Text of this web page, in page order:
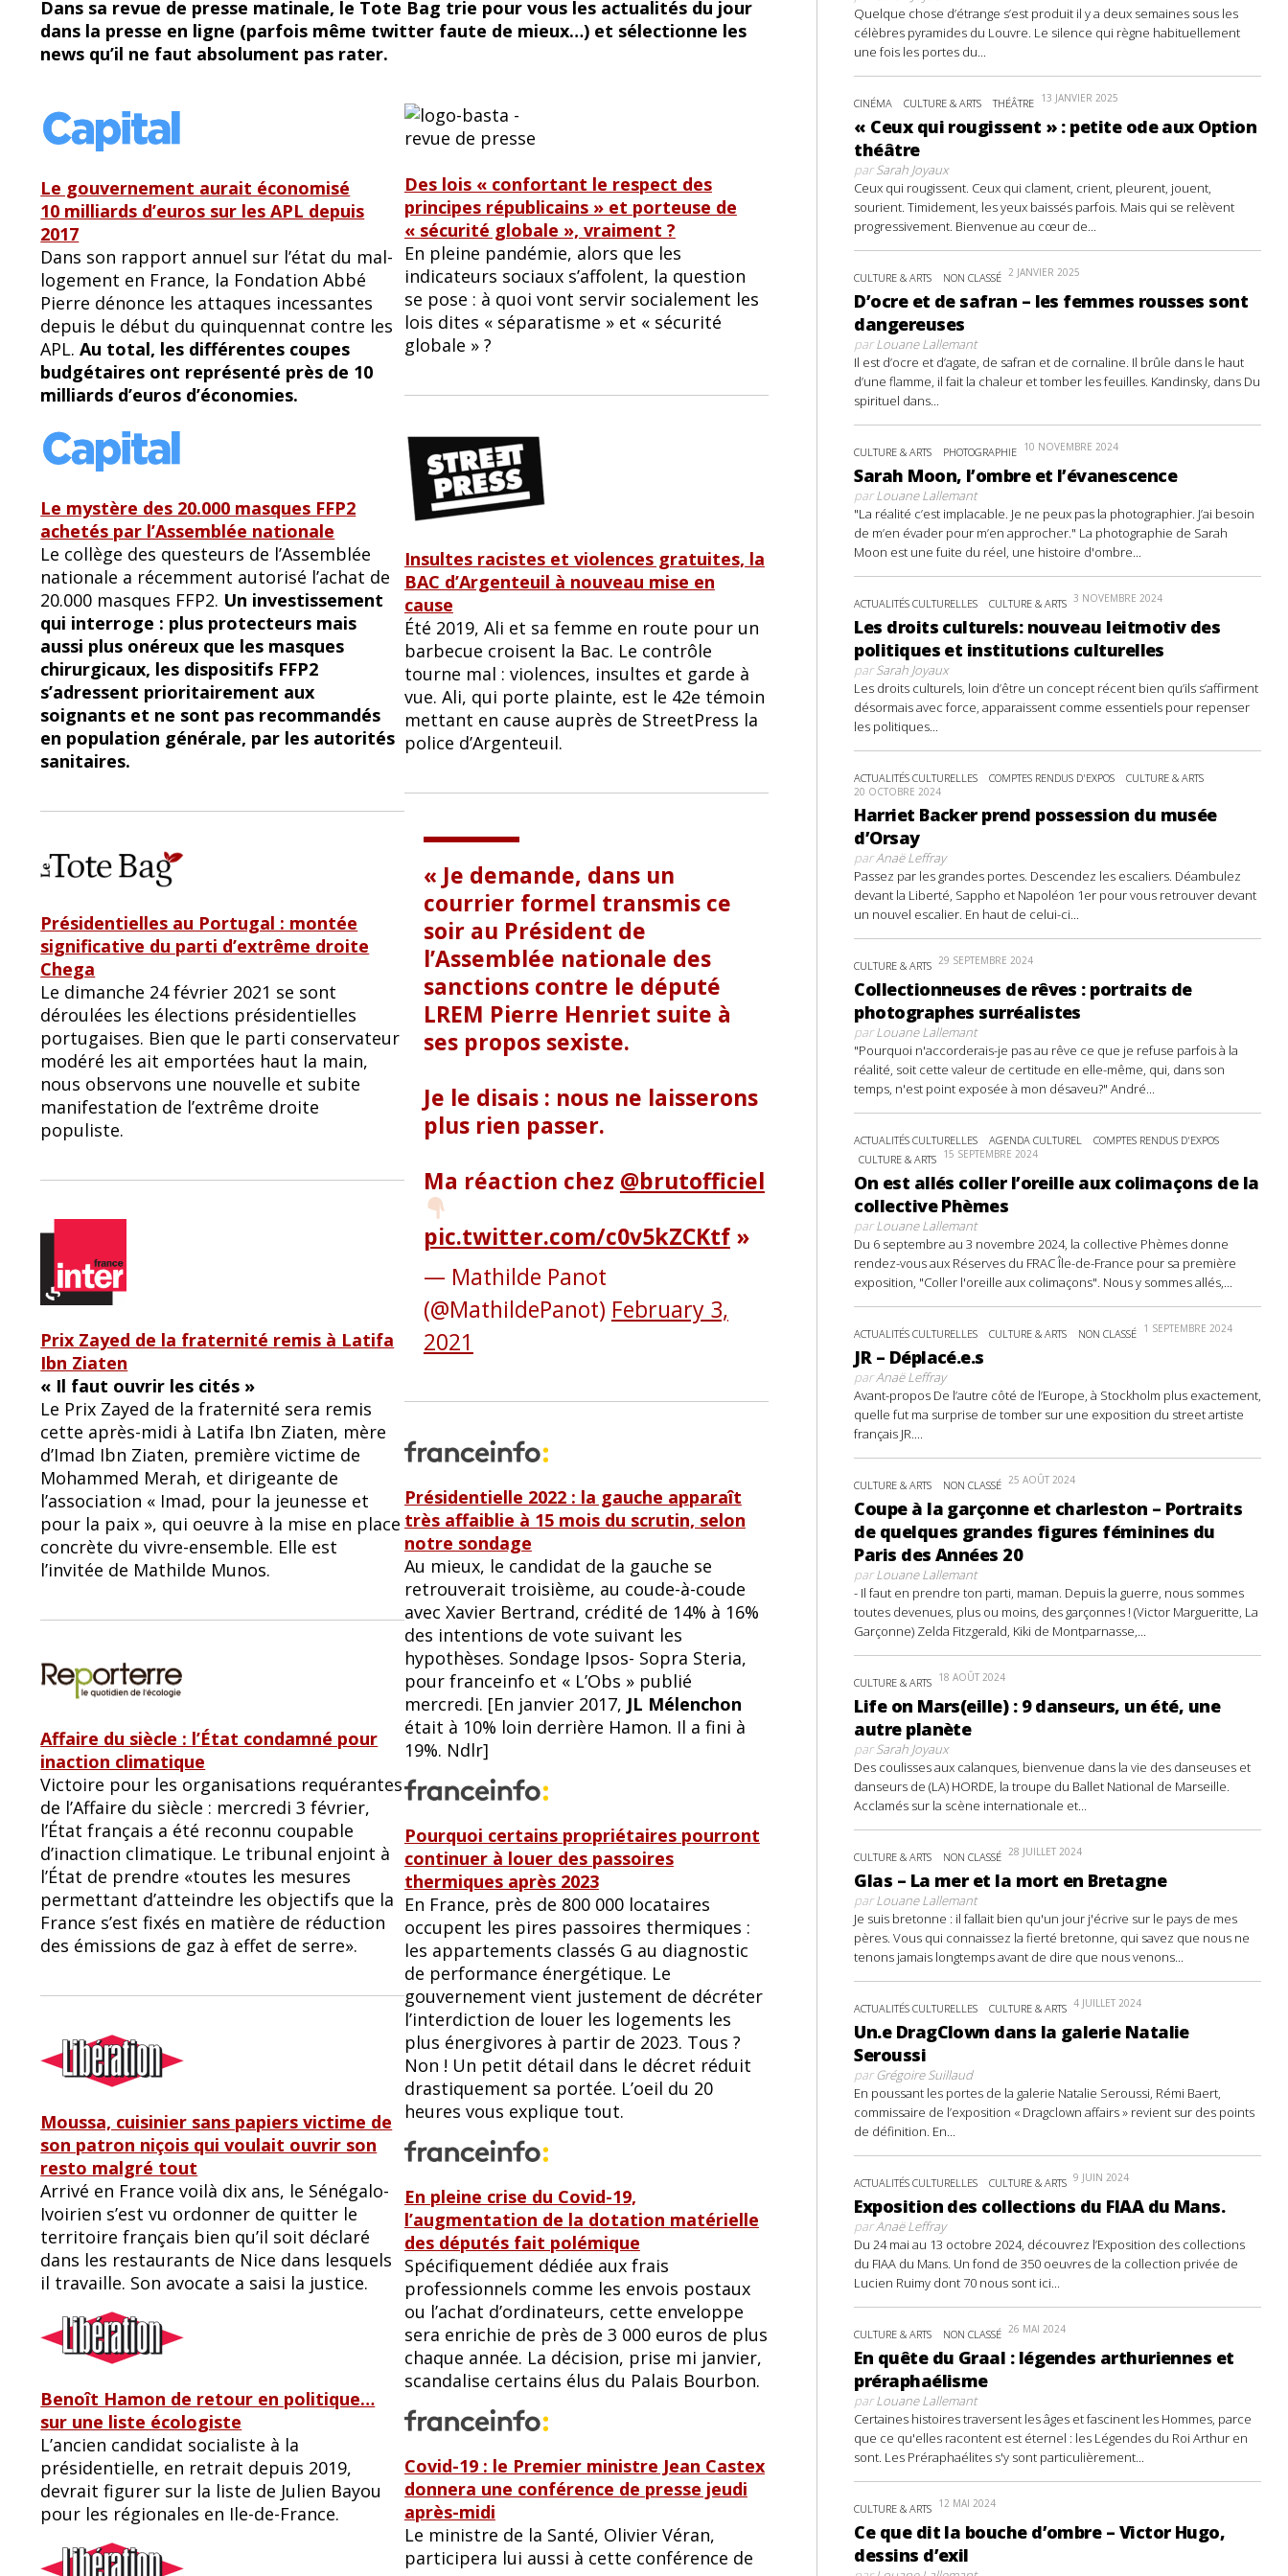
e
b
o
k
e
sk
Dans sa revue de presse matinale, le Tote Bag trie pour vous les actualités du jour
dans la presse en ligne (parfois même twitter faute de mieux…) et sélectionne les
news qu’il ne faut absolument pas rater.
Le gouvernement aurait économisé
10 milliards d’euros sur les APL depuis
2017
Dans son rapport annuel sur l’état du mal-
logement en France, la Fondation Abbé
Pierre dénonce les attaques incessantes
depuis le début du quinquennat contre les
APL.Au total, les différentes coupes
budgétaires ont représenté près de 10
milliards d’euros d’économies.
Le mystère des 20.000 masques FFP2
achetés par l’Assemblée nationale
Le collège des questeurs de l’Assemblée
nationale a récemment autorisé l’achat de
20.000 masques FFP2. Un investissement
qui interroge : plus protecteurs mais
aussi plus onéreux que les masques
chirurgicaux, les dispositifs FFP2
s’adressent prioritairement aux
soignants et ne sont pas recommandés
en population générale, par les autorités
sanitaires.
Présidentielles au Portugal : montée
significative du parti d’extrême droite
Chega
Le dimanche 24 février 2021 se sont
déroulées les élections présidentielles
portugaises. Bien que le parti conservateur
modéré les ait emportées haut la main,
nous observons une nouvelle et subite
manifestation de l’extrême droite
populiste.
Prix Zayed de la fraternité remis à Latifa
Ibn Ziaten
« Il faut ouvrir les cités »
Le Prix Zayed de la fraternité sera remis
cette après-midi à Latifa Ibn Ziaten, mère
d’Imad Ibn Ziaten, première victime de
Mohammed Merah, et dirigeante de
l’association « Imad, pour la jeunesse et
pour la paix », qui oeuvre à la mise en place
concrète du vivre-ensemble. Elle est
l’invitée de Mathilde Munos.
Affaire du siècle : l’État condamné pour
inaction climatique
Victoire pour les organisations requérantes
de l’Affaire du siècle : mercredi 3 février,
l’État français a été reconnu coupable
d’inaction climatique. Le tribunal enjoint à
l’État de prendre «toutes les mesures
permettant d’atteindre les objectifs que la
France s’est fixés en matière de réduction
des émissions de gaz à effet de serre».
Moussa, cuisinier sans papiers victime de
son patron niçois qui voulait ouvrir son
resto malgré tout
Arrivé en France voilà dix ans, le Sénégalo-
Ivoirien s’est vu ordonner de quitter le
territoire français bien qu’il soit déclaré
dans les restaurants de Nice dans lesquels
il travaille. Son avocate a saisi la justice.
Benoît Hamon de retour en politique…
sur une liste écologiste
L’ancien candidat socialiste à la
présidentielle, en retrait depuis 2019,
devrait figurer sur la liste de Julien Bayou
pour les régionales en Ile-de-France.
Des lois « confortant le respect des
principes républicains » et porteuse de
« sécurité globale », vraiment ?
En pleine pandémie, alors que les
indicateurs sociaux s’affolent, la question
se pose : à quoi vont servir socialement les
lois dites « séparatisme » et « sécurité
globale » ?
Insultes racistes et violences gratuites, la
BAC d’Argenteuil à nouveau mise en
cause
Été 2019, Ali et sa femme en route pour un
barbecue croisent la Bac. Le contrôle
tourne mal : violences, insultes et garde à
vue. Ali, qui porte plainte, est le 42e témoin
mettant en cause auprès de StreetPress la
police d’Argenteuil.
Je demande, dans un
courrier formel transmis ce
soir au Président de
l’Assemblée nationale des
sanctions contre le député
LREM Pierre Henriet suite à
ses propos sexiste.
Je le disais : nous ne laisserons
plus rien passer.
Ma réaction chez @brutofficiel
pic.twitter.com/c0v5kZCKtf
— Mathilde Panot
(@MathildePanot) February 3,
2021
Présidentielle 2022 : la gauche apparaît
très affaiblie à 15 mois du scrutin, selon
notre sondage
Au mieux, le candidat de la gauche se
retrouverait troisième, au coude-à-coude
avec Xavier Bertrand, crédité de 14% à 16%
des intentions de vote suivant les
hypothèses. Sondage Ipsos- Sopra Steria,
pour franceinfo et « L’Obs » publié
mercredi. [En janvier 2017, JL Mélenchon
était à 10% loin derrière Hamon. Il a fini à
19%. Ndlr]
Pourquoi certains propriétaires pourront
continuer à louer des passoires
thermiques après 2023
En France, près de 800 000 locataires
occupent les pires passoires thermiques :
les appartements classés G au diagnostic
de performance énergétique. Le
gouvernement vient justement de décréter
l’interdiction de louer les logements les
plus énergivores à partir de 2023. Tous ?
Non ! Un petit détail dans le décret réduit
drastiquement sa portée. L’oeil du 20
heures vous explique tout.
En pleine crise du Covid-19,
l’augmentation de la dotation matérielle
des députés fait polémique
Spécifiquement dédiée aux frais
professionnels comme les envois postaux
ou l’achat d’ordinateurs, cette enveloppe
sera enrichie de près de 3 000 euros de plus
chaque année. La décision, prise mi janvier,
scandalise certains élus du Palais Bourbon.
Covid-19 : le Premier ministre Jean Castex
donnera une conférence de presse jeudi
après-midi
Le ministre de la Santé, Olivier Véran,
participera lui aussi à cette conférence de
Quelque chose d’étrange s’est produit il y a deux semaines sous les
célèbres pyramides du Louvre. Le silence qui règne habituellement
une fois les portes du...
CINÉMA CULTURE & ARTS THÉÂTRE 13 JANVIER 2025
« Ceux qui rougissent » : petite ode aux Option
théâtre
parSarah Joyaux
Ceux qui rougissent. Ceux qui clament, crient, pleurent, jouent,
sourient. Timidement, les yeux baissés parfois. Mais qui se relèvent
progressivement. Bienvenue au cœur de...
CULTURE & ARTS NON CLASSÉ 2 JANVIER 2025
D’ocre et de safran – les femmes rousses sont
dangereuses
parLouane Lallemant
Il est d’ocre et d’agate, de safran et de cornaline. Il brûle dans le haut
d’une flamme, il fait la chaleur et tomber les feuilles. Kandinsky, dans Du
spirituel dans...
CULTURE & ARTS PHOTOGRAPHIE 10 NOVEMBRE 2024
Sarah Moon, l’ombre et l’évanescence
parLouane Lallemant
"La réalité c’est implacable. Je ne peux pas la photographier. J’ai besoin
de m’en évader pour m’en approcher." La photographie de Sarah
Moon est une fuite du réel, une histoire d'ombre...
ACTUALITÉS CULTURELLES CULTURE & ARTS 3 NOVEMBRE 2024
Les droits culturels: nouveau leitmotiv des
politiques et institutions culturelles
parSarah Joyaux
Les droits culturels, loin d’être un concept récent bien qu’ils s’affirment
désormais avec force, apparaissent comme essentiels pour repenser
les politiques...
ACTUALITÉS CULTURELLES COMPTES RENDUS D'EXPOS CULTURE & ARTS
20 OCTOBRE 2024
Harriet Backer prend possession du musée
d’Orsay
parAnaë Leffray
Passez par les grandes portes. Descendez les escaliers. Déambulez
devant la Liberté, Sappho et Napoléon 1er pour vous retrouver devant
un nouvel escalier. En haut de celui-ci...
CULTURE & ARTS 29 SEPTEMBRE 2024
Collectionneuses de rêves : portraits de
photographes surréalistes
parLouane Lallemant
"Pourquoi n'accorderais-je pas au rêve ce que je refuse parfois à la
réalité, soit cette valeur de certitude en elle-même, qui, dans son
temps, n'est point exposée à mon désaveu?" André...
ACTUALITÉS CULTURELLES AGENDA CULTUREL
COMPTES RENDUS D'EXPOS
CULTURE & ARTS 15 SEPTEMBRE 2024
On est allés coller l’oreille aux colimaçons de la
collective Phèmes
parLouane Lallemant
Du 6 septembre au 3 novembre 2024, la collective Phèmes donne
rendez-vous aux Réserves du FRAC Île-de-France pour sa première
exposition, "Coller l'oreille aux colimaçons". Nous y sommes allés,...
ACTUALITÉS CULTURELLES CULTURE & ARTS NON CLASSÉ 1 SEPTEMBRE 2024
JR – Déplacé.e.s
parAnaë Leffray
Avant-propos De l’autre côté de l’Europe, à Stockholm plus exactement,
quelle fut ma surprise de tomber sur une exposition du street artiste
français JR....
CULTURE & ARTS NON CLASSÉ 25 AOÛT 2024
Coupe à la garçonne et charleston – Portraits
de quelques grandes figures féminines du
Paris des Années 20
parLouane Lallemant
- Il faut en prendre ton parti, maman. Depuis la guerre, nous sommes
toutes devenues, plus ou moins, des garçonnes ! (Victor Margueritte, La
Garçonne) Zelda Fitzgerald, Kiki de Montparnasse,...
CULTURE & ARTS 18 AOÛT 2024
Life on Mars(eille) : 9 danseurs, un été, une
autre planète
parSarah Joyaux
Des coulisses aux calanques, bienvenue dans la vie des danseuses et
danseurs de (LA) HORDE, la troupe du Ballet National de Marseille.
Acclamés sur la scène internationale et...
CULTURE & ARTS NON CLASSÉ 28 JUILLET 2024
Glas – La mer et la mort en Bretagne
parLouane Lallemant
Je suis bretonne : il fallait bien qu'un jour j'écrive sur le pays de mes
pères. Vous qui connaissez la fierté bretonne, qui savez que nous ne
tenons jamais longtemps avant de dire que nous venons...
ACTUALITÉS CULTURELLES CULTURE & ARTS 4 JUILLET 2024
Un.e DragClown dans la galerie Natalie
Seroussi
parGrégoire Suillaud
En poussant les portes de la galerie Natalie Seroussi, Rémi Baert,
commissaire de l’exposition « Dragclown affairs » revient sur des points
de définition. En...
ACTUALITÉS CULTURELLES CULTURE & ARTS 9 JUIN 2024
Exposition des collections du FIAA du Mans.
parAnaë Leffray
Du 24 mai au 13 octobre 2024, découvrez l’Exposition des collections
du FIAA du Mans. Un fond de 350 oeuvres de la collection privée de
Lucien Ruimy dont 70 nous sont ici...
CULTURE & ARTS NON CLASSÉ 26 MAI 2024
En quête du Graal : légendes arthuriennes et
préraphaélisme
parLouane Lallemant
Certaines histoires traversent les âges et fascinent les Hommes, parce
que ce qu'elles racontent est éternel : les Légendes du Roi Arthur en
sont. Les Préraphaélites s'y sont particulièrement...
CULTURE & ARTS 12 MAI 2024
Ce que dit la bouche d’ombre – Victor Hugo,
dessins d’exil